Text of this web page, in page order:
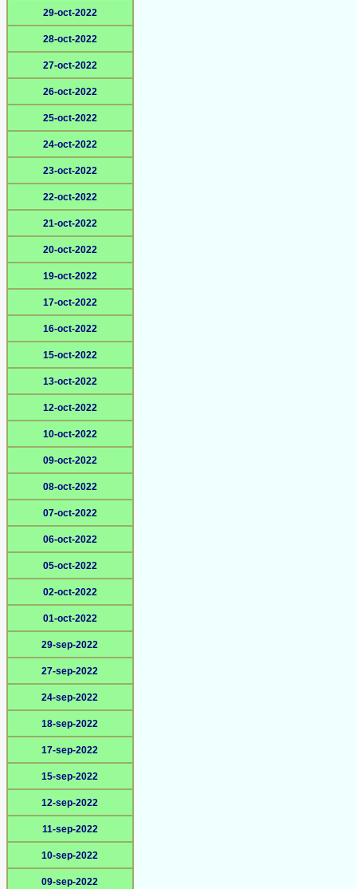
29-oct-2022
28-oct-2022
27-oct-2022
26-oct-2022
25-oct-2022
24-oct-2022
23-oct-2022
22-oct-2022
21-oct-2022
20-oct-2022
19-oct-2022
17-oct-2022
16-oct-2022
15-oct-2022
13-oct-2022
12-oct-2022
10-oct-2022
09-oct-2022
08-oct-2022
07-oct-2022
06-oct-2022
05-oct-2022
02-oct-2022
01-oct-2022
29-sep-2022
27-sep-2022
24-sep-2022
18-sep-2022
17-sep-2022
15-sep-2022
12-sep-2022
11-sep-2022
10-sep-2022
09-sep-2022